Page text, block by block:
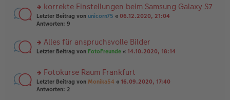
tr
a
g
e
n
er
tr
a
n
g
el
e
n
ei
tr
a
rs
te
n
g
es
e
n
er
korrekte Einstellungen beim Samsung Galaxy S7
Letzter Beitrag von unicorn75 « 06.12.2020, 21:04
Antworten: 9
rs
u
n
g
Alles für anspruchsvolle Bilder
Letzter Beitrag von FotoFreunde « 14.10.2020, 18:14
rs
te
Fotokurse Raum Frankfurt
Letzter Beitrag von Monika54 « 16.09.2020, 17:40
Antworten: 2